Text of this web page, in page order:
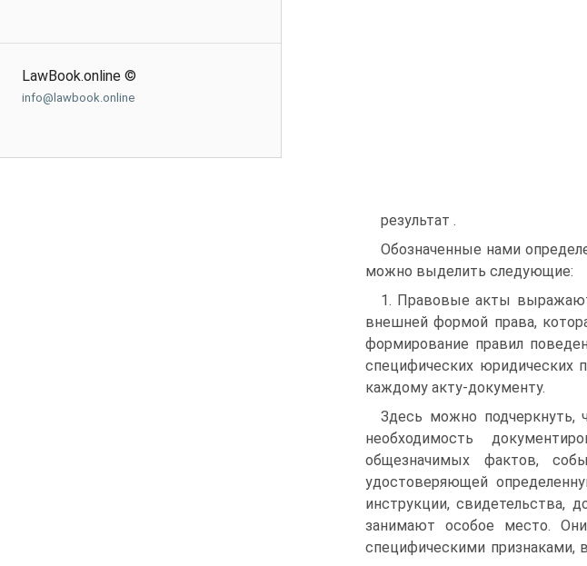
LawBook.online ©
info@lawbook.online
результат .
Обозначенные нами
можно выделить следующие:
1. Правовые акты
внешней формой права,
формирование правил
специфических юридических
каждому акту-документу.
Здесь можно подчеркнуть,
необходимость
общезначимых фактов,
удостоверяющей
инструкции, свидетельства,
занимают особое место.
специфическими признаками,